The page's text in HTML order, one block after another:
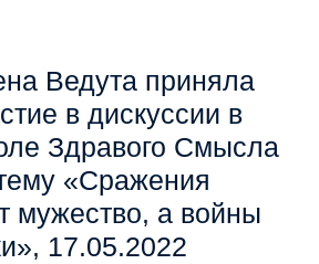
Ведута приняла
в дискуссии в
Здравого Смысла
«Сражения
мужество, а войны
17.05.2022